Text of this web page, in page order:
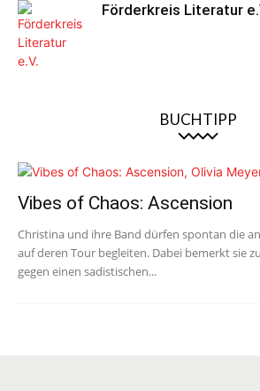
Förderkreis Literatur
BUCHTIPP
Vibes of Chaos: Ascension
Christina und ihre Band dürfen spontan die
auf deren Tour begleiten. Dabei bemerkt sie
gegen einen sadistischen...